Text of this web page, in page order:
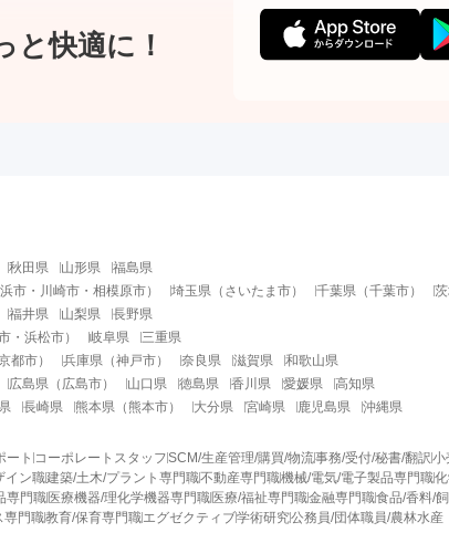
と快適に！
秋田県 山形県 福島県
市 ・ 川崎市 ・ 相模原市） 埼玉県 （ さいたま市） 千葉県 （千葉市）
福井県 山梨県 長野県
・ 浜松市） 岐阜県 三重県
都市） 兵庫県 （神戸市） 奈良県 滋賀県 和歌山県
広島県 （ 広島市） 山口県 徳島県 香川県 愛媛県 高知県
長崎県 熊本県 （熊本市） 大分県 宮崎県 鹿児島県 沖縄県
ート コーポレートスタッフSCM/生産管理/購買/物流事務/受付/秘書/翻訳小
イン職建築/土木/プラント専門職不動産専門職機械/電気/電子製品専門職
専門職 医療機器/理化学機器専門職 医療/福祉専門職金融専門職食品/香料/
専門職教育/保育専門職エグゼクティブ学術研究公務員/団体職員/農林水産